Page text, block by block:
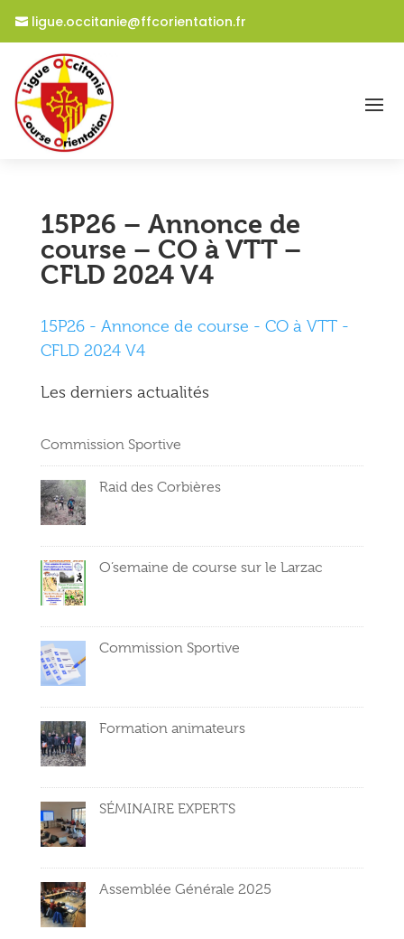
ligue.occitanie@ffcorientation.fr
15P26 – Annonce de
course – CO à VTT –
CFLD 2024 V4
15P26 - Annonce de course - CO à VTT -
CFLD 2024 V4
Les derniers actualités
Commission Sportive
Raid des Corbières
O’semaine de course sur le Larzac
Commission Sportive
Formation animateurs
SÉMINAIRE EXPERTS
Assemblée Générale 2025